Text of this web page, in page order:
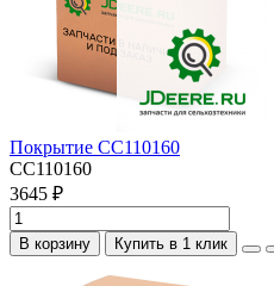
Покрытие CC110160
CC110160
3645 ₽
В корзину Купить в 1 клик